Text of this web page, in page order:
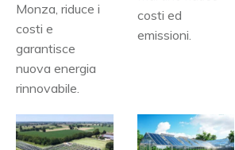
Monza, riduce i
costi e
garantisce
nuova energia
rinnovabile.
costi ed
emissioni.